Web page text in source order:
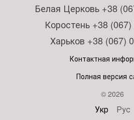
Белая Церковь +38
Коростень +38
Харьков +38 (067)
Контактная
Полная версия
© 2026
Укр Рус